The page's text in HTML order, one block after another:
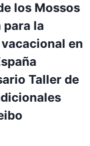
los Mossos
para la
en
Taller de